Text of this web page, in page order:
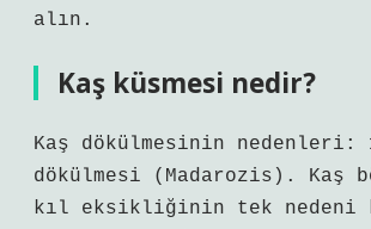
alın.
Kaş küsmesi nedir?
Kaş dökülmesinin nedenleri:
dökülmesi (Madarozis). Kaş
kıl eksikliğinin tek nedeni